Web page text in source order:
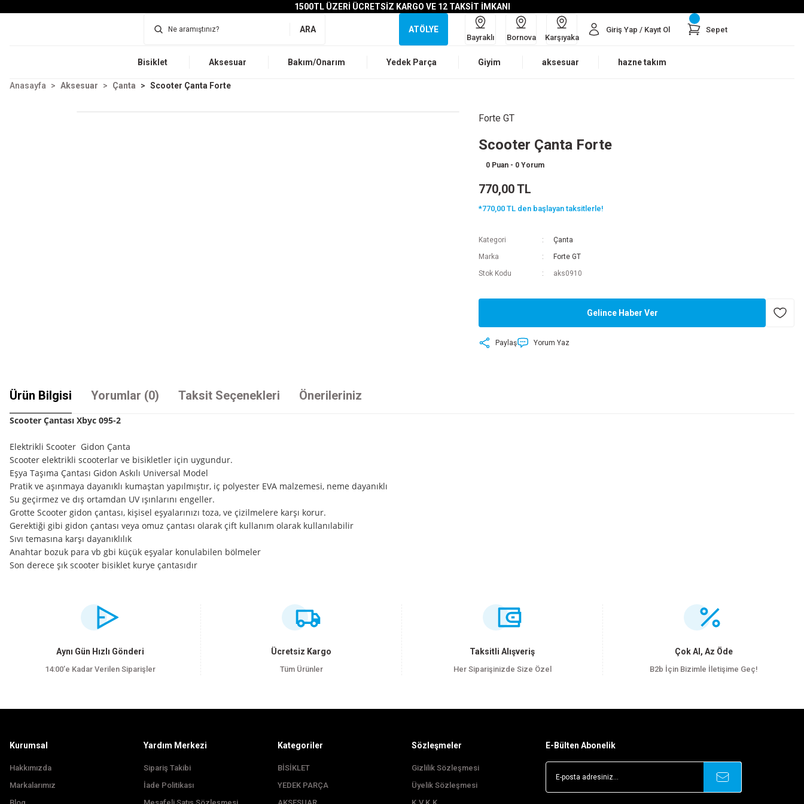
1500TL ÜZERİ ÜCRETSİZ KARGO VE 12 TAKSİT İMKANI
ARA ATÖLYE
Bayraklı Bornova Karşıyaka
Giriş Yap / Kayıt Ol Sepet
Bisiklet Aksesuar Bakım/Onarım Yedek Parça Giyim aksesuar hazne takım
Anasayfa Aksesuar Çanta Scooter Çanta Forte
Forte GT
Scooter Çanta Forte
0 Puan - 0 Yorum
770,00 TL
*770,00 TL den başlayan taksitlerle!
Kategori
Çanta
Marka
Forte GT
Stok Kodu
aks0910
Gelince Haber Ver
Paylaş Yorum Yaz
Ürün Bilgisi Yorumlar (0) Taksit Seçenekleri Önerileriniz
Scooter Çantası Xbyc 095-2
Elektrikli Scooter Gidon Çanta
Scooter elektrikli scooterlar ve bisikletler için uygundur.
Eşya Taşıma Çantası Gidon Askılı Universal Model
Pratik ve aşınmaya dayanıklı kumaştan yapılmıştır, iç polyester EVA malzemesi, neme dayanıklı
Su geçirmez ve dış ortamdan UV ışınlarını engeller.
Grotte Scooter gidon çantası, kişisel eşyalarınızı toza, ve çizilmelere karşı korur.
Gerektiği gibi gidon çantası veya omuz çantası olarak çift kullanım olarak kullanılabilir
Sıvı temasına karşı dayanıklılık
Anahtar bozuk para vb gbi küçük eşyalar konulabilen bölmeler
Son derece şık scooter bisiklet kurye çantasıdır
Görüş ve önerileriniz için teşekkür ederiz.
Ürün açıklamasında eksik bilgiler bulunuyor.
Ürün bilgilerinde hatalar bulunuyor.
Aynı Gün Hızlı Gönderi
14:00’e Kadar Verilen Siparişler
Ücretsiz Kargo
Tüm Ürünler
Taksitli Alışveriş
Her Siparişinizde Size Özel
Çok Al, Az Öde
B2b İçin Bizimle İletişime Geç!
Kurumsal
Hakkımızda
Markalarımız
Yardım Merkezi
Sipariş Takibi
İade Politikası
Kategoriler
BİSİKLET
YEDEK PARÇA
Sözleşmeler
Gizlilik Sözleşmesi
Üyelik Sözleşmesi
E-Bülten Abonelik